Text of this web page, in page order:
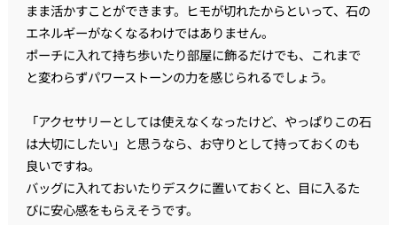
まま活かすことができます。ヒモが切れたからといって、石の
エネルギーがなくなるわけではありません。
ポーチに入れて持ち歩いたり部屋に飾るだけでも、これまで
と変わらずパワーストーンの力を感じられるでしょう。
「アクセサリーとしては使えなくなったけど、やっぱりこの石
は大切にしたい」と思うなら、お守りとして持っておくのも
良いですね。
バッグに入れておいたりデスクに置いておくと、目に入るた
びに安心感をもらえそうです。